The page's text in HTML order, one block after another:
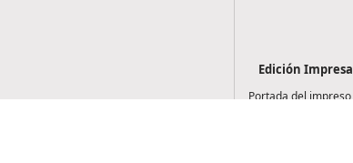
Edición Impresa
Portada del impreso